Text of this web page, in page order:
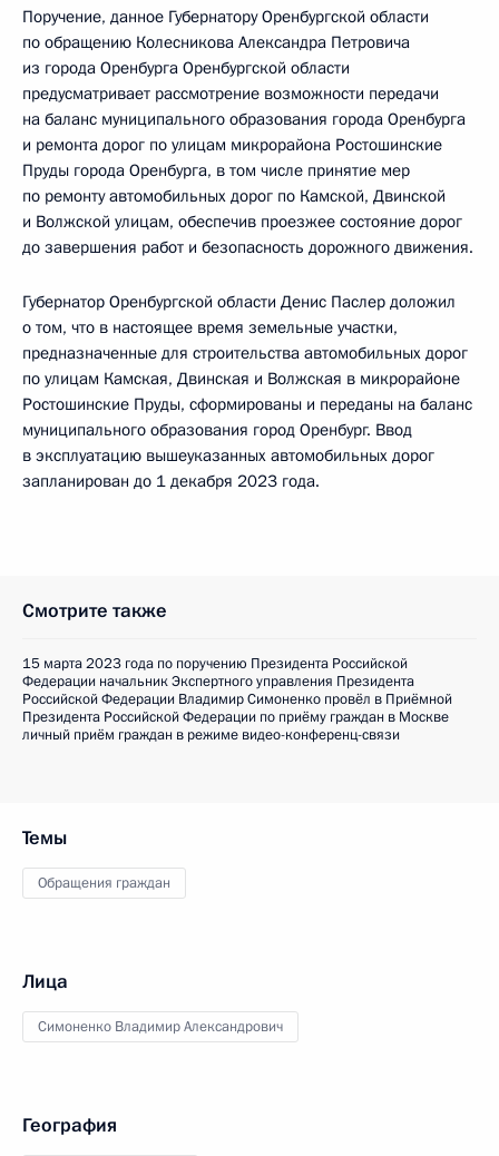
Поручение, данное Губернатору Оренбургской области
по обращению Колесникова Александра Петровича
из города Оренбурга Оренбургской области
предусматривает рассмотрение возможности передачи
на баланс муниципального образования города Оренбурга
и ремонта дорог по улицам микрорайона Ростошинские
Пруды города Оренбурга, в том числе принятие мер
по ремонту автомобильных дорог по Камской, Двинской
и Волжской улицам, обеспечив проезжее состояние дорог
до завершения работ и безопасность дорожного движения.
Губернатор Оренбургской области Денис Паслер доложил
о том, что в настоящее время земельные участки,
предназначенные для строительства автомобильных дорог
по улицам Камская, Двинская и Волжская в микрорайоне
Ростошинские Пруды, сформированы и переданы на баланс
муниципального образования город Оренбург. Ввод
в эксплуатацию вышеуказанных автомобильных дорог
запланирован до 1 декабря 2023 года.
Смотрите также
15 марта 2023 года по поручению Президента Российской
Федерации начальник Экспертного управления Президента
Российской Федерации Владимир Симоненко провёл в Приёмной
Президента Российской Федерации по приёму граждан в Москве
личный приём граждан в режиме видео-конференц-связи
Темы
Обращения граждан
Лица
Симоненко Владимир Александрович
География